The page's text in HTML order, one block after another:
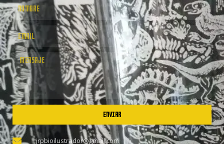
ENVIAR
jrpbioilustrador@gmail.com